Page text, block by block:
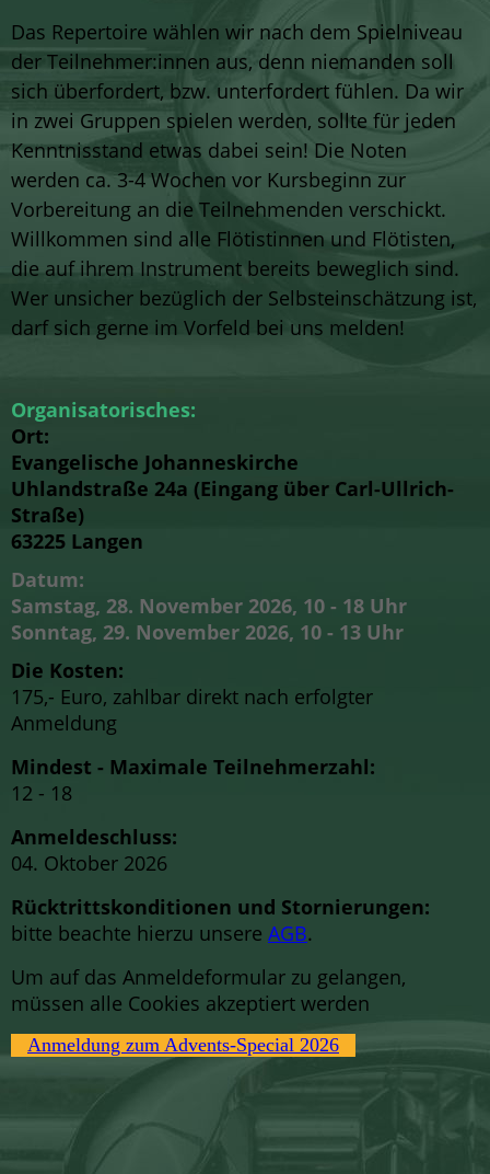
Das Repertoire wählen wir nach dem Spielniveau
der Teilnehmer:innen aus, denn niemanden soll
sich überfordert, bzw. unterfordert fühlen. Da wir
in zwei Gruppen spielen werden, sollte für jeden
Kenntnisstand etwas dabei sein! Die Noten
werden ca. 3-4 Wochen vor Kursbeginn zur
Vorbereitung an die Teilnehmenden verschickt.
Willkommen sind alle Flötistinnen und Flötisten,
die auf ihrem Instrument bereits beweglich sind.
Wer unsicher bezüglich der Selbsteinschätzung ist,
darf sich gerne im Vorfeld bei uns melden!
Organisatorisches:
Ort:
Evangelische Johanneskirche
Uhlandstraße 24a (Eingang über Carl-Ullrich-
Straße)
63225 Langen
Datum:
Samstag, 28. November 2026, 10 - 18 Uhr
Sonntag, 29. November 2026, 10 - 13 Uhr
Die Kosten:
175,- Euro, zahlbar direkt nach erfolgter
Anmeldung
Mindest - Maximale Teilnehmerzahl:
12 - 18
Anmeldeschluss:
04. Oktober 2026
Rücktrittskonditionen und Stornierungen:
bitte beachte hierzu unsere AGB.
Um auf das Anmeldeformular zu gelangen,
müssen alle Cookies akzeptiert werden
Anmeldung zum Advents-Special 2026